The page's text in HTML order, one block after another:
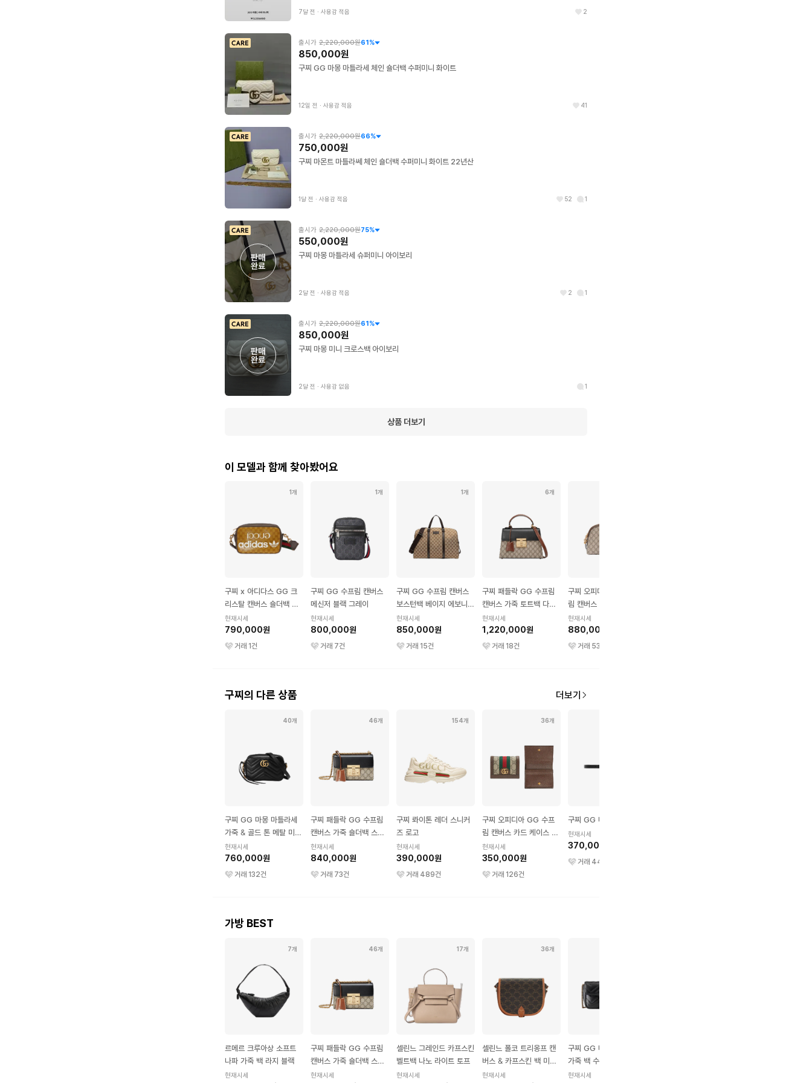
7달 전 ∙ 사용감 적음 2
출시가 2,220,000원61%
850,000원
구찌 GG 마몽 마틀라세 체인 숄더백 수퍼미니 화이트
12일 전 ∙ 사용감 적음 41
출시가 2,220,000원66%
750,000원
구찌 마몬트 마틀라쎄 체인 숄더백 수퍼미니 화이트 22년산
1달 전 ∙ 사용감 적음 52 1
판매
완료
출시가 2,220,000원75%
550,000원
구찌 마몽 마틀라세 슈퍼미니 아이보리
2달 전 ∙ 사용감 적음 2 1
판매
완료
출시가 2,220,000원61%
850,000원
구찌 마몽 미니 크로스백 아이보리
2달 전 ∙ 사용감 없음 1
상품 더보기
이 모델과 함께 찾아봤어요
1개
구찌 x 아디다스 GG 크
리스탈 캔버스 숄더백 스
몰 베이지 브라운
현재시세
790,000원
거래 1건
1개
구찌 GG 수프림 캔버스
메신저 블랙 그레이
현재시세
800,000원
거래 7건
1개
구찌 GG 수프림 캔버스
보스턴백 베이지 에보니
브라운
현재시세
850,000원
거래 15건
6개
구찌 패들락 GG 수프림
캔버스 가죽 토트백 다크
브라운
현재시세
1,220,000원
거래 18건
구찌 오피디아 GG 수프
림 캔버스 숄더백 스몰 베
이지 에보니 브라운
현재시세
880,000원
거래 53
구찌의 다른 상품 더보기
40개
구찌 GG 마몽 마틀라세
가죽 & 골드 톤 메탈 미니
백 미니 블랙
현재시세
760,000원
거래 132건
46개
구찌 패들락 GG 수프림
캔버스 가죽 숄더백 스몰
베이지 에보니 블랙
현재시세
840,000원
거래 73건
154개
구찌 롸이톤 레더 스니커
즈 로고
현재시세
390,000원
거래 489건
36개
구찌 오피디아 GG 수프
림 캔버스 카드 케이스 지
갑 베이지 에보니 브라운
현재시세
350,000원
거래 126건
구찌 GG 마몽 벨트
현재시세
370,000원
거래 449
가방 BEST
7개
르메르 크루아상 소프트
나파 가죽 백 라지 블랙
현재시세
46개
구찌 패들락 GG 수프림
캔버스 가죽 숄더백 스몰
베이지 에보니 블랙
현재시세
17개
셀린느 그레인드 카프스킨
벨트백 나노 라이트 토프
현재시세
36개
셀린느 폴코 트리옹프 캔
버스 & 카프스킨 백 미디
엄 탄
현재시세
구찌 GG 마몽 마틀라세
가죽 백 수퍼 미니 블랙
현재시세